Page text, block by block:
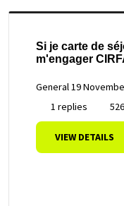
Si je carte de
m'engager
General19
1 replies
VIEW DETAILS